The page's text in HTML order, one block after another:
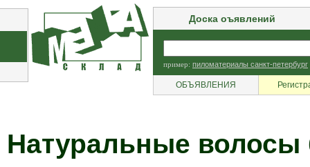
Доска оъявлений
пример: пиломатериалы санкт-петербург
ОБЪЯВЛЕНИЯ
Натуральные волосы